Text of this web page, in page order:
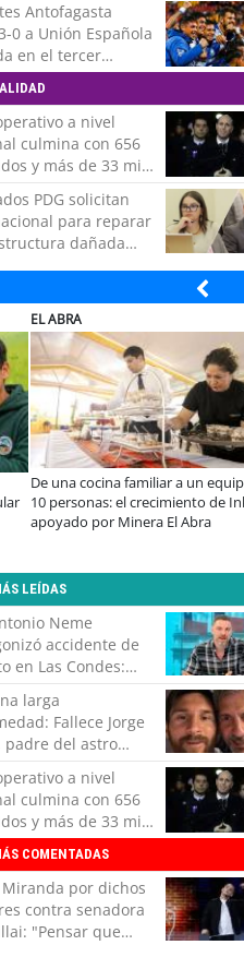
Antofagasta
0 a Unión Española
el tercer
de la Liga del
a nivel
culmina con 656
y más de 33 mil
realizados
PDG solicitan
para reparar
dañada
Ley Karin:
que el desafío es
cultural en las
Enap
años de
energético de
LEÍDAS
Neme
accidente de
en Las Condes:
con un
larga
Fallece Jorge
padre del astro
a nivel
culmina con 656
y más de 33 mil
realizados
COMENTADAS
Miranda por dichos
contra senadora
"Pensar que